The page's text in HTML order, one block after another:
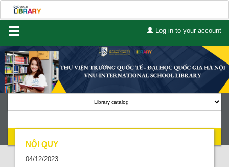
Log in to your account
Home
About Us
Lists
NỘI QUY
04/12/2023